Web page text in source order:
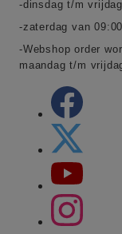
-dinsdag t/m
-zaterdag van
-Webshop order
maandag t/m